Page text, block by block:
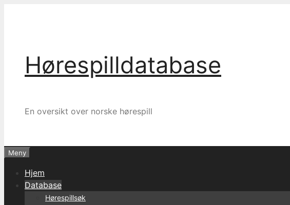
Hørespilldatabase
En oversikt over norske hørespill
Meny
Hjem
Database
Hørespillsøk